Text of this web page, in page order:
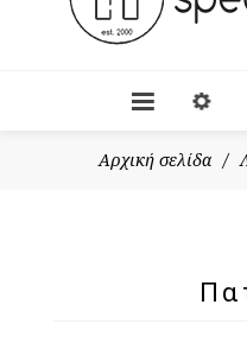
Αρχική σελίδα /